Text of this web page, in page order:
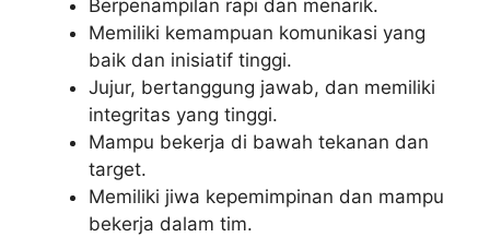
Berpenampilan rapi dan menarik.
Memiliki kemampuan komunikasi yang
baik dan inisiatif tinggi.
Jujur, bertanggung jawab, dan memiliki
integritas yang tinggi.
Mampu bekerja di bawah tekanan dan
target.
Memiliki jiwa kepemimpinan dan mampu
bekerja dalam tim.